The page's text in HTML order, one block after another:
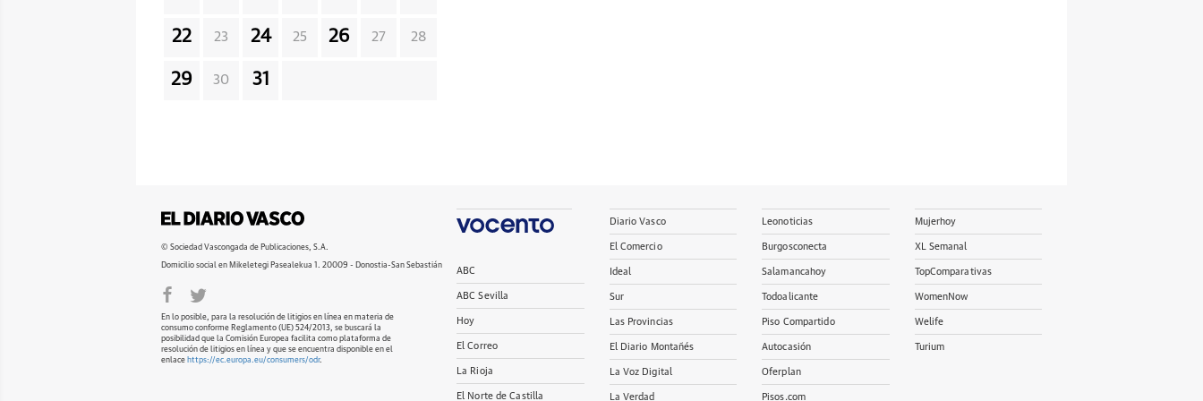
22 23 24 25 26 27 28
29 30 31
© Sociedad Vascongada de Publicaciones, S.A.
Domicilio social en Mikeletegi Pasealekua 1. 20009 - Donostia-San Sebastián
En lo posible, para la resolución de litigios en línea en materia de
consumo conforme Reglamento (UE) 524/2013, se buscará la
posibilidad que la Comisión Europea facilita como plataforma de
resolución de litigios en línea y que se encuentra disponible en el
enlace https://ec.europa.eu/consumers/odr.
ABC
ABC Sevilla
Hoy
El Correo
La Rioja
El Norte de Castilla
Diario Vasco
El Comercio
Ideal
Sur
Las Provincias
El Diario Montañés
La Voz Digital
La Verdad
Leonoticias
Burgosconecta
Salamancahoy
Todoalicante
Piso Compartido
Autocasión
Oferplan
Pisos.com
Mujerhoy
XL Semanal
TopComparativas
WomenNow
Welife
Turium